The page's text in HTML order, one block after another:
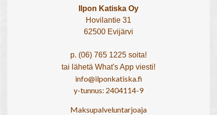
Ilpon Katiska Oy
Hovilantie 31
62500 Evijärvi
p. (06) 765 1225 soita!
tai lähetä What's App viesti!
info@ilponkatiska.fi
y-tunnus: 2404114-9
Maksupalveluntarjoaja